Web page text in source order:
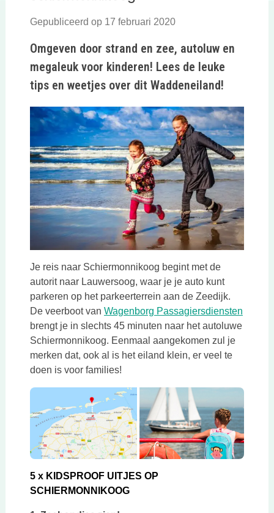
Gepubliceerd op 17 februari 2020
Omgeven door strand en zee, autoluw en
megaleuk voor kinderen! Lees de leuke
tips en weetjes over dit Waddeneiland!
Je reis naar Schiermonnikoog begint met de
autorit naar Lauwersoog, waar je je auto kunt
parkeren op het parkeerterrein aan de Zeedijk.
De veerboot van Wagenborg PassagiersdienstenDeze
brengt je in slechts 45 minuten naar het autoluwe
Schiermonnikoog. Eenmaal aangekomen zul je
merken dat, ook al is het eiland klein, er veel te
doen is voor families!
5 x KIDSPROOF UITJES OP
SCHIERMONNIKOOG